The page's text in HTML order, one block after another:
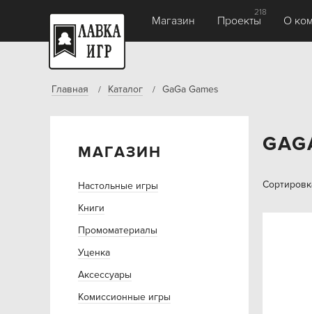
Магазин Проекты
218
О
Главная Каталог GaGa Games
МАГАЗИН
Настольные игры
Книги
Промоматериалы
Уценка
Аксессуары
Комиссионные игры